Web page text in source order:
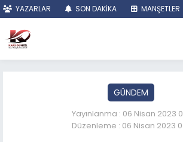
YAZARLAR SON DAKİKA MANŞETLER
GÜNDEM
Yayınlanma : 06 Nisan 2023
Düzenleme : 06 Nisan 2023